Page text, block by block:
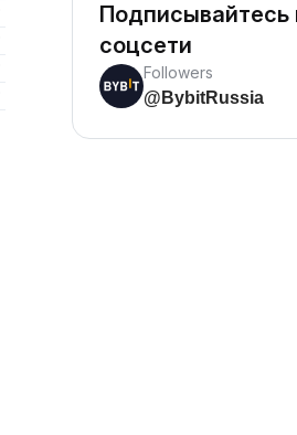
Подписывайтесь
соцсети
Followers
@BybitRussia